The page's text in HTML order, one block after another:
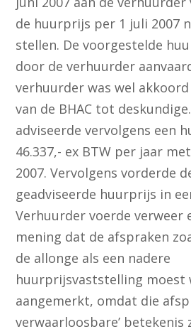
de huurprijs per 1 juli 2007
stellen. De voorgestelde
door de verhuurder
verhuurder was wel
van de BHAC tot
adviseerde vervolgens een
46.337,- ex BTW per jaar
2007. Vervolgens vorderde
geadviseerde huurprijs in
Verhuurder voerde verweer
mening dat de afspraken
de allonge als een nadere
huurprijsvaststelling moest
aangemerkt, omdat die
verwaarloosbare’ betekenis